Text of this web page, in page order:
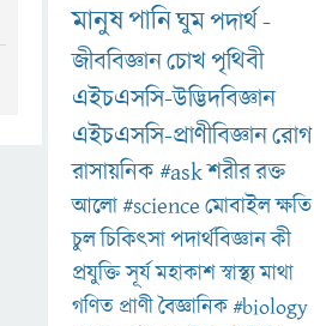
মানুষপানিঘুমপদার্থ-
জীববিজ্ঞানচোখপৃথিবী
এইচএসসি-উদ্ভিদবিজ্ঞান
এইচএসসি-প্রাণীবিজ্ঞানরোগ
রাসায়নিক#askশরীররক্ত
আলো#scienceমোবাইলক্ষতি
চুলচিকিৎসাপদার্থবিজ্ঞানকী
প্রযুক্তিসূর্যমহাকাশস্বাস্থ্যমাথা
গণিত প্রাণীবৈজ্ঞানিক#biology